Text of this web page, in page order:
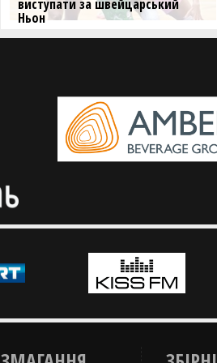
виступати за швейцарський
Ньон
Швейцарський Ньон оголосив про